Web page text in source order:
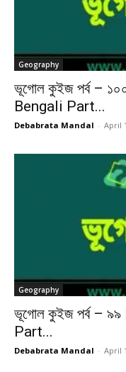
Geography
ভূগোল কুইজ পর্ব –
Bengali Part...
Debabrata Mandal - April
Geography
ভূগোল কুইজ পর্ব –
Part...
Debabrata Mandal - April